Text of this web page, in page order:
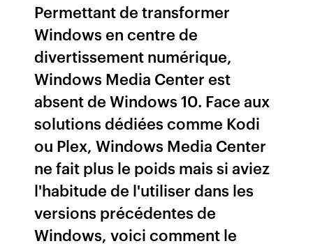
Permettant de transformer
Windows en centre de
divertissement numérique,
Windows Media Center est
absent de Windows 10. Face aux
solutions dédiées comme Kodi
ou Plex, Windows Media Center
ne fait plus le poids mais si aviez
l'habitude de l'utiliser dans les
versions précédentes de
Windows, voici comment le